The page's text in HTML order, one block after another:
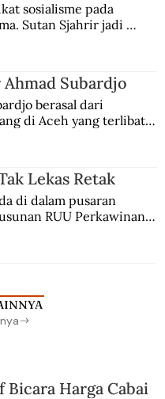
sosialisme pada
Sutan Sjahrir jadi
Subardjo
berasal dari
di Aceh yang terlibat
Lekas Retak
di dalam pusaran
RUU Perkawinan.
Harga Cabai